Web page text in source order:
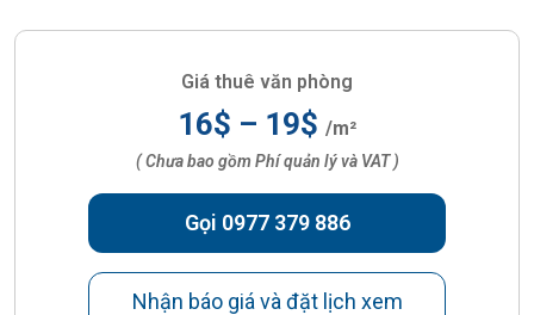
Giá thuê văn phòng
16$ – 19$ /m²
( Chưa bao gồm Phí quản lý và VAT )
Gọi 0977 379 886
Nhận báo giá và đặt lịch xem